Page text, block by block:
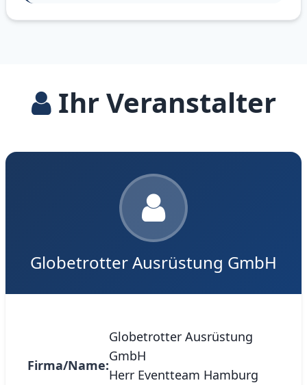
Ihr Veranstalter
Globetrotter Ausrüstung GmbH
Firma/Name:
Globetrotter Ausrüstung
GmbH
Herr Eventteam Hamburg